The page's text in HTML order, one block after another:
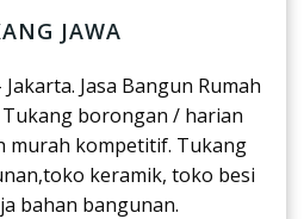
JAWA
Jasa Bangun Rumah
Tukang borongan / harian
murah kompetitif. Tukang
keramik, toko besi
bahan bangunan.